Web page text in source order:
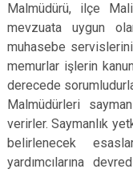
Malmüdürü, ilçe
mevzuata uygun
muhasebe
memurlar işlerin
derecede
Malmüdürleri
verirler. Saymanlık
belirlenecek
yardımcılarına